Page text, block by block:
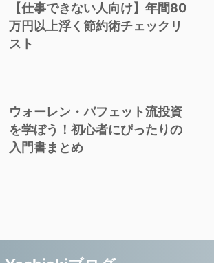
【仕事できない人向け】年間80
万円以上浮く節約術チェックリ
スト
ウォーレン・バフェット流投資
を学ぼう！初心者にぴったりの
入門書まとめ